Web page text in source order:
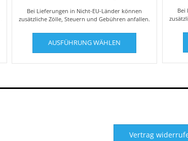
Bei Lieferungen in Nicht-EU-Länder können
zusätzliche Zölle, Steuern und Gebühren anfallen.
AUSFÜHRUNG WÄHLEN
Dieses
weist
mehrere
auf.
Bei
Vertrag